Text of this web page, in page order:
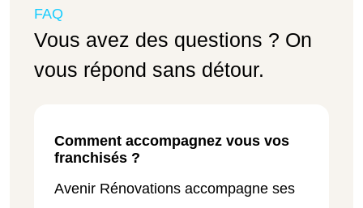
FAQ
Vous avez des questions ? On
vous répond sans détour.
Comment accompagnez vous vos
franchisés ?
Avenir Rénovations accompagne ses